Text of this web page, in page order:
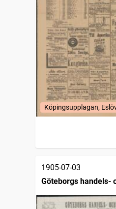
Köpingsupplagan,
1905-07-03
Göteborgs handels-
(1832)